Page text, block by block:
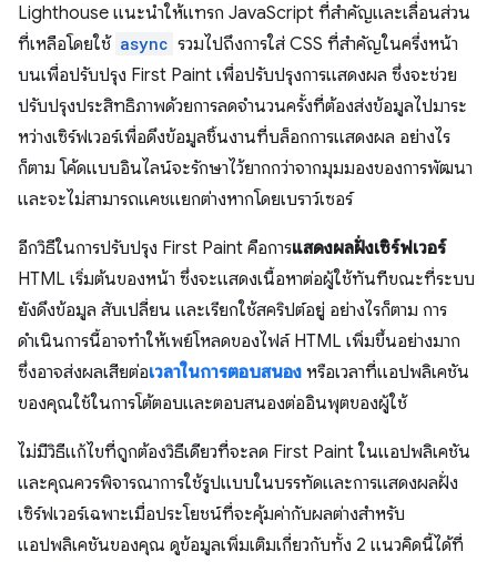
Lighthouse แนะนำให้แทรก JavaScript ที่สำคัญและเลื่อนส่วน
ที่เหลือโดยใช้ async รวมไปถึงการใส่ CSS ที่สำคัญในครึ่งหน้า
บนเพื่อปรับปรุง First Paint เพื่อปรับปรุงการแสดงผล ซึ่งจะช่วย
ปรับปรุงประสิทธิภาพด้วยการลดจำนวนครั้งที่ต้องส่งข้อมูลไปมาระ
หว่างเซิร์ฟเวอร์เพื่อดึงข้อมูลชิ้นงานที่บล็อกการแสดงผล อย่างไร
ก็ตาม โค้ดแบบอินไลน์จะรักษาไว้ยากกว่าจากมุมมองของการพัฒนา
และจะไม่สามารถแคชแยกต่างหากโดยเบราว์เซอร์
อีกวิธีในการปรับปรุง First Paint คือการแสดงผลฝั่งเซิร์ฟเวอร์
HTML เริ่มต้นของหน้า ซึ่งจะแสดงเนื้อหาต่อผู้ใช้ทันทีขณะที่ระบบ
ยังดึงข้อมูล สับเปลี่ยน และเรียกใช้สคริปต์อยู่ อย่างไรก็ตาม การ
ดำเนินการนี้อาจทำให้เพย์โหลดของไฟล์ HTML เพิ่มขึ้นอย่างมาก
ซึ่งอาจส่งผลเสียต่อเวลาในการตอบสนอง หรือเวลาที่แอปพลิเคชัน
ของคุณใช้ในการโต้ตอบและตอบสนองต่ออินพุตของผู้ใช้
ไม่มีวิธีแก้ไขที่ถูกต้องวิธีเดียวที่จะลด First Paint ในแอปพลิเคชัน
และคุณควรพิจารณาการใช้รูปแบบในบรรทัดและการแสดงผลฝั่ง
เซิร์ฟเวอร์เฉพาะเมื่อประโยชน์ที่จะคุ้มค่ากับผลต่างสำหรับ
แอปพลิเคชันของคุณ ดูข้อมูลเพิ่มเติมเกี่ยวกับทั้ง 2 แนวคิดนี้ได้ที่